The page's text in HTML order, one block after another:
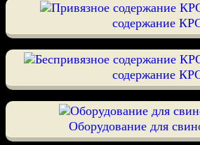
содержание
содержание
Оборудование для